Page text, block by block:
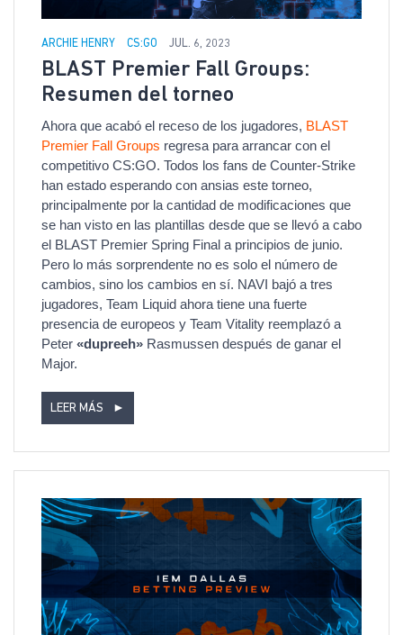
ARCHIE HENRY CS:GO JUL. 6, 2023
BLAST Premier Fall Groups:
Resumen del torneo
Ahora que acabó el receso de los jugadores, BLAST
Premier Fall Groups regresa para arrancar con el
competitivo CS:GO. Todos los fans de Counter-Strike
han estado esperando con ansias este torneo,
principalmente por la cantidad de modificaciones que
se han visto en las plantillas desde que se llevó a cabo
el BLAST Premier Spring Final a principios de junio.
Pero lo más sorprendente no es solo el número de
cambios, sino los cambios en sí. NAVI bajó a tres
jugadores, Team Liquid ahora tiene una fuerte
presencia de europeos y Team Vitality reemplazó a
Peter «dupreeh» Rasmussen después de ganar el
Major.
LEER MÁS ►